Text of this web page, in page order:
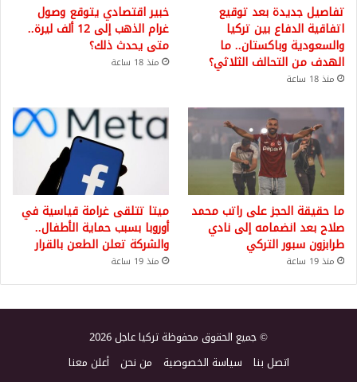
تفاصيل جديدة بعد توقيع
اتفاقية الدفاع بين تركيا
والسعودية وباكستان.. ما
الهدف من التحالف الثلاثي؟
منذ 18 ساعة
خبير اقتصادي يتوقع وصول
غرام الذهب إلى 12 ألف ليرة..
متى يحدث ذلك؟
منذ 18 ساعة
ما حقيقة الحجز على راتب محمد
صلاح بعد انضمامه إلى نادي
طرابزون سبور التركي
منذ 19 ساعة
ميتا تتلقى غرامة قياسية في
أوروبا بسبب حماية الأطفال..
والشركة تعلن الطعن بالقرار
منذ 19 ساعة
© جميع الحقوق محفوظة تركيا عاجل 2026
اتصل بنا سياسة الخصوصية من نحن أعلن معنا